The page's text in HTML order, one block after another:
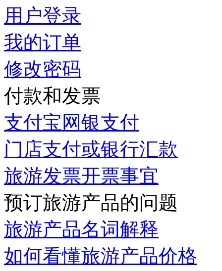
用户登录
我的订单
修改密码
付款和发票
支付宝网银支付
门店支付或银行汇款
旅游发票开票事宜
预订旅游产品的问题
旅游产品名词解释
如何看懂旅游产品价格